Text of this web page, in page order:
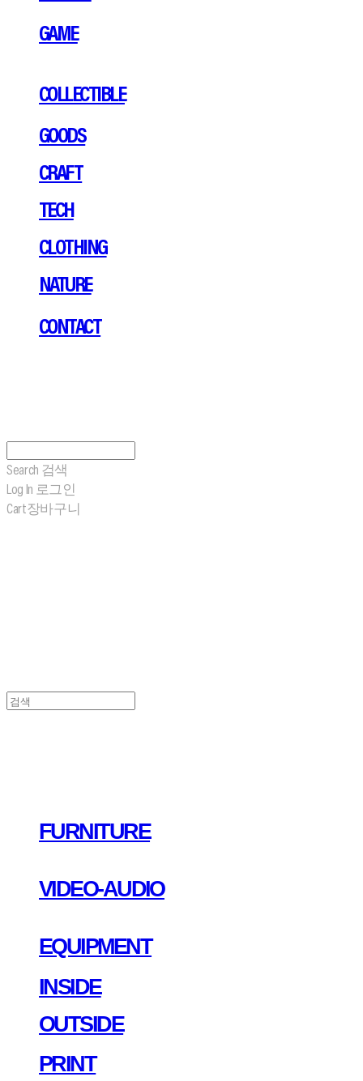
GAME
COLLECTIBLE
GOODS
CRAFT
TECH
CLOTHING
NATURE
CONTACT
Search 검색
Log In 로그인
Cart장바구니
FURNITURE
VIDEO-AUDIO
EQUIPMENT
INSIDE
OUTSIDE
PRINT